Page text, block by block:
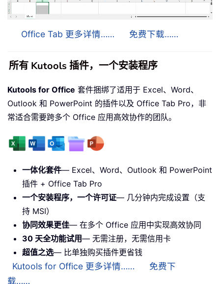
Office Tab 更多详情…… 免费下载……
所有 Kutools 插件，一个安装程序
Kutools for Office 套件捆绑了适用于 Excel、Word、
Outlook 和 PowerPoint 的插件以及 Office Tab Pro，非
常适合需要跨多个 Office 应用高效协作的团队。
一体化套件— Excel、Word、Outlook 和 PowerPoint
插件 + Office Tab Pro
一个安装程序，一个许可证— 几分钟内完成设置（支
持 MSI）
协同效果更佳— 在多个 Office 应用中实现高效协同
30 天全功能试用— 无需注册，无需信用卡
超值之选— 比单独购买插件更省钱
Kutools for Office 更多详情……
免费下
载……